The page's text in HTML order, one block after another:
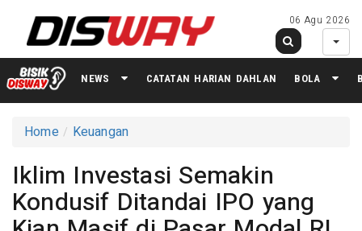
06 Agu 2026
NEWS CATATAN HARIAN DAHLAN BOLA
Home Keuangan
Iklim Investasi Semakin
Kondusif Ditandai IPO yang